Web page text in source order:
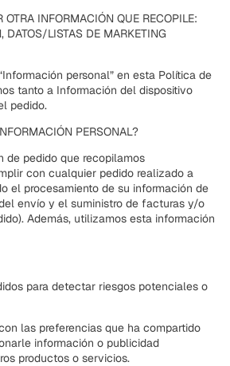
OTRA INFORMACIÓN QUE RECOPILE:
DATOS/LISTAS DE MARKETING
personal” en esta Política de
tanto a Información del dispositivo
pedido.
PERSONAL?
de pedido que recopilamos
con cualquier pedido realizado a
el procesamiento de su información de
envío y el suministro de facturas y/o
Además, utilizamos esta información
para detectar riesgos potenciales o
las preferencias que ha compartido
información o publicidad
productos o servicios.